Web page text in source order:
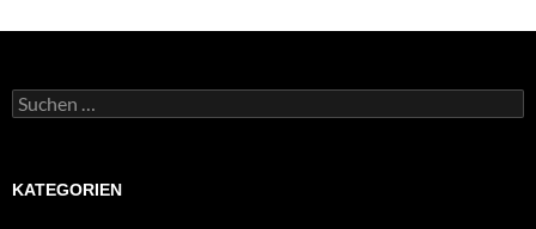
Suchen
nach:
KATEGORIEN